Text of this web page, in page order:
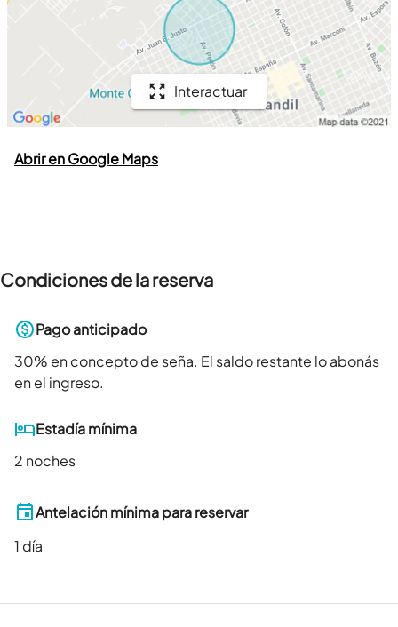
Interactuar
Abrir en Google Maps
Condiciones de la reserva
Pago anticipado
30% en concepto de seña. El saldo restante lo abonás
en el ingreso.
Estadía mínima
2 noches
Antelación mínima para reservar
1 día